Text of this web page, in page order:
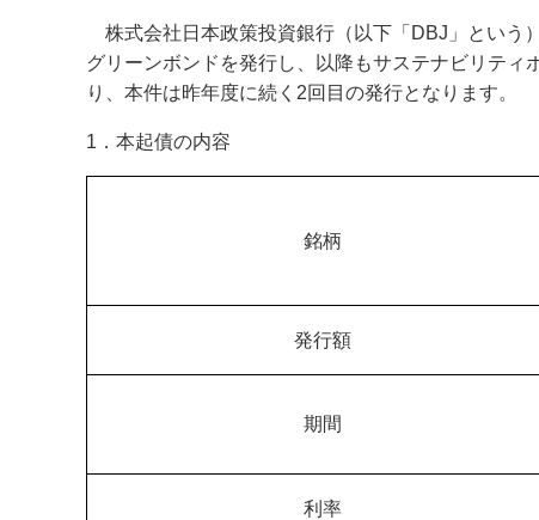
株式会社日本政策投資銀行（以下「DBJ」という
グリーンボンドを発行し、以降もサステナビリテ
り、本件は昨年度に続く2回目の発行となります。
1．本起債の内容
銘柄
発行額
期間
利率